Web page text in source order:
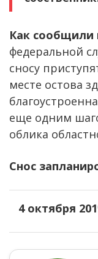
Как сообщили
федеральной
сносу
месте остова
еще одним
облика
Снос
4 октября